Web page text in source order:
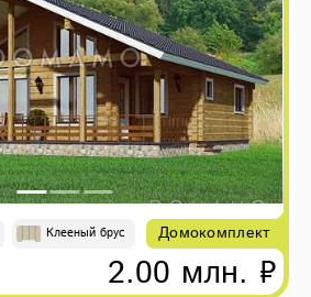
Клееный брус Домокомплект
2.00 млн. ₽